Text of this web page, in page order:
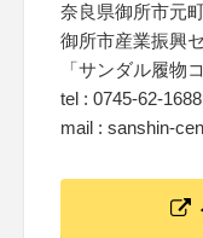
奈良県御所市元
御所市産業振興
「サンダル履物
tel : 0745-62-1688
mail : sanshin-